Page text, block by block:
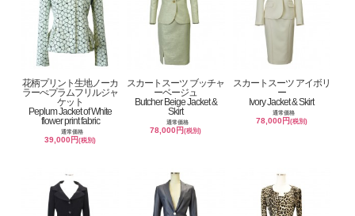
花柄プリント生地ノーカ
ラーぺプラムフリルジャ
ケット
Peplum Jacket of White
flower print fabric
通常価格
39,000円(税別)
スカートスーツ ブッチャ
ーベージュ
Butcher Beige Jacket &
Skirt
通常価格
78,000円(税別)
スカートスーツ アイボリ
ー
Ivory Jacket & Skirt
通常価格
78,000円 (税別)